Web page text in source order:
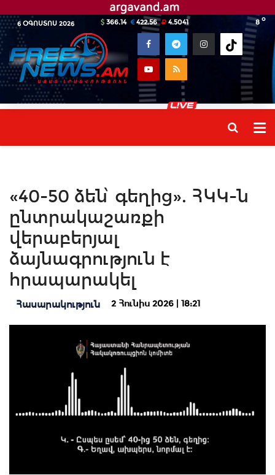
6 ՕԳՈՍՏՈՍ 2026 8 o
366.14 422.56 4.5041
«40-50 ձեն՝ գեղից». ՀԿԿ-ն
ընտրակաշառքի
վերաբերյալ
ձայնագրություն է
հրապարակել
Հասարակություն 2 Հունիս 2026 | 18:21